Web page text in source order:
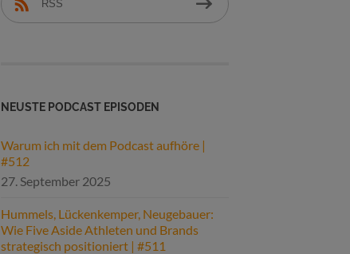
RSS
NEUSTE PODCAST EPISODEN
Warum ich mit dem Podcast aufhöre |
#512
27. September 2025
Hummels, Lückenkemper, Neugebauer:
Wie Five Aside Athleten und Brands
strategisch positioniert | #511